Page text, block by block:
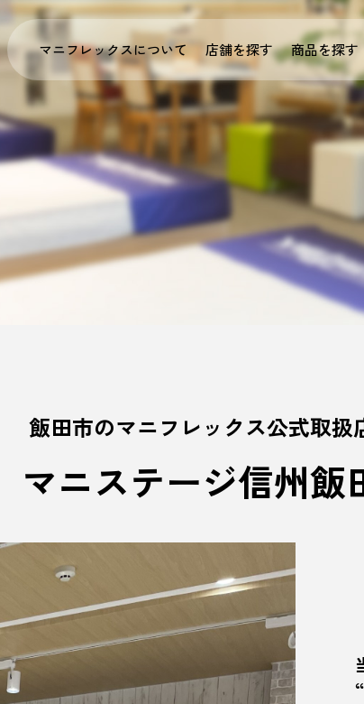
マニフレックスについて 店舗を探す 商品を探す
飯田市のマニフレックス公式取扱
マニステージ信州飯